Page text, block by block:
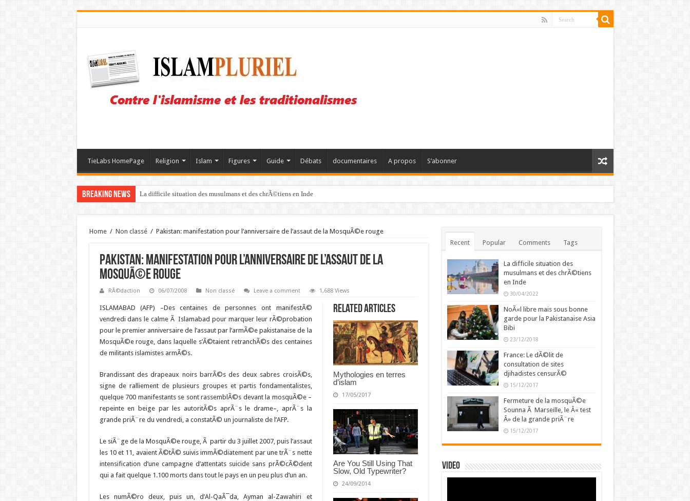
TieLabs HomePage Religion Islam Figures Guide Débats documentaires A propos S’abonner
Breaking News La difficile situation des musulmans et des chrÃ©tiens en Inde
Home / Non classé / Pakistan: manifestation pour l’anniversaire de l’assaut de la MosquÃ©e rouge
Pakistan: manifestation pour l’anniversaire de l’assaut de la
MosquÃ©e rouge
RÃ©daction 06/07/2008 Non classé Leave a comment 1,688 Views
Related Articles
Mythologies en terres
d’islam
17/05/2017
Are You Still Using That
Slow, Old Typewriter?
24/09/2014
ISLAMABAD (AFP) –Des centaines de personnes ont manifestÃ©
vendredi dans le calme Ã Islamabad pour marquer leur rÃ©probation
pour le premier anniversaire de l’assaut par l’armÃ©e pakistanaise de la
MosquÃ©e rouge, dans laquelle s’Ã©taient retranchÃ©s des centaines
de militants islamistes armÃ©s.
Brandissant des drapeaux noirs barrÃ©s des deux sabres croisÃ©s,
signe de ralliement de plusieurs groupes et partis fondamentalistes,
quelque 700 manifestants se sont rassemblÃ©s devant la mosquÃ©e –
repeinte en beige par les autoritÃ©s aprÃ¨s le drame–, aprÃ¨s la
grande priÃ¨re du vendredi, a constatÃ© un journaliste de l’AFP.
Le siÃ¨ge de la MosquÃ©e rouge, Ã partir du 3 juillet 2007, puis l’assaut
les 10 et 11, avaient Ã©tÃ© suivis immÃ©diatement par une trÃ¨s nette
intensification d’une campagne d’attentats suicide sans prÃ©cÃ©dent
qui a fait quelque 1.100 morts dans tout le pays en un peu plus d’un an.
Les numÃ©ro deux, puis un, d’Al-QaÃ¯da, Ayman al-Zawahiri et
Recent Popular Comments Tags
La difficile situation des
musulmans et des chrÃ©tiens
en Inde
30/04/2022
NoÃ«l libre mais sous bonne
garde pour la Pakistanaise Asia
Bibi
23/12/2018
France: Le dÃ©lit de
consultation de sites
djihadistes censurÃ©
15/12/2017
Fermeture de la mosquÃ©e
Sounna Ã Marseille, le Â« test
Â» de la grande priÃ¨re
15/12/2017
Video